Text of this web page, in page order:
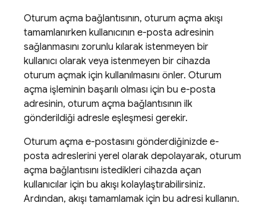
Oturum açma bağlantısının, oturum açma akışı
tamamlanırken kullanıcının e-posta adresinin
sağlanmasını zorunlu kılarak istenmeyen bir
kullanıcı olarak veya istenmeyen bir cihazda
oturum açmak için kullanılmasını önler. Oturum
açma işleminin başarılı olması için bu e-posta
adresinin, oturum açma bağlantısının ilk
gönderildiği adresle eşleşmesi gerekir.
Oturum açma e-postasını gönderdiğinizde e-
posta adreslerini yerel olarak depolayarak, oturum
açma bağlantısını istedikleri cihazda açan
kullanıcılar için bu akışı kolaylaştırabilirsiniz.
Ardından, akışı tamamlamak için bu adresi kullanın.